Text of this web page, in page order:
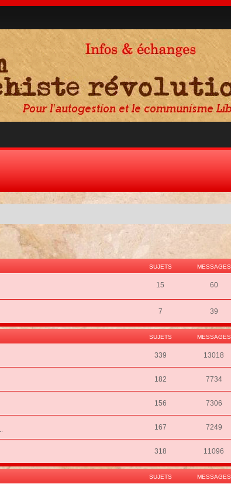
SUJETS MESSAGES
15 60
7 39
SUJETS MESSAGES
339 13018
182 7734
156 7306
167 7249
318 11096
SUJETS MESSAGES